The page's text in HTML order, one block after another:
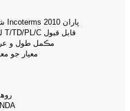
CPT/CIP/FOB/CFR شرطون Incoterms 2010 پاران
لچڪدار ادائگي جون شرطون T/TD/PL/C قابل قبول
مڪمل طول و
معيار جو
غير ظاهر ڪرڻ وارو معاهدو NDA